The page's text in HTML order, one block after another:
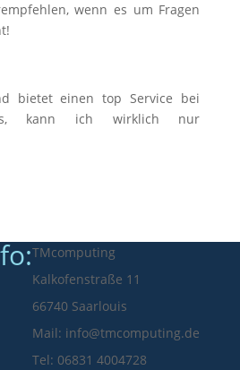
wenn es um Fragen
bietet einen top Service bei
kann ich wirklich nur
TMcomputing
Kalkofenstraße 11
66740 Saarlouis
Mail: info@tmcomputing.de
Tel: 06831 4004728